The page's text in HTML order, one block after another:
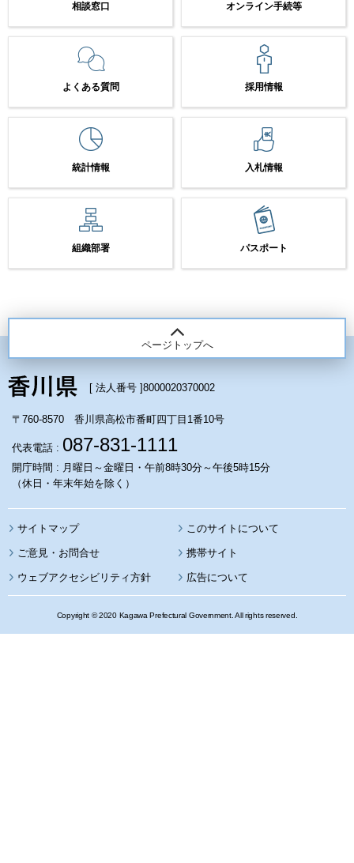
相談窓口 オンライン手続等
よくある質問 採用情報
統計情報 入札情報
組織部署 パスポート
ページトップへ
[ 法人番号 ]8000020370002
〒760-8570 香川県高松市番町四丁目1番10号
代表電話 : 087-831-1111
開庁時間 : 月曜日～金曜日・午前8時30分～午後5時15分
（休日・年末年始を除く）
サイトマップ このサイトについて
携帯サイト
ウェブアクセシビリティ方針 広告について
Copyright © 2020 Kagawa Prefectural Government. All rights reserved.